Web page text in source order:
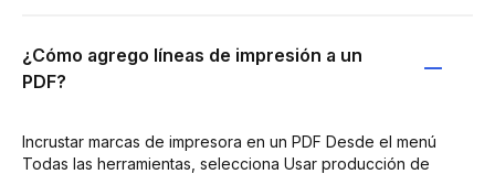
¿Cómo agrego líneas de impresión a un
PDF?
Incrustar marcas de impresora en un PDF Desde el menú
Todas las herramientas, selecciona Usar producción de